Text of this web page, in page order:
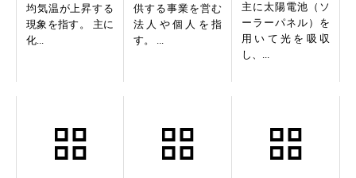
均気温が上昇する
現象を指す。 主に
化...
供する事業を営む
法人や個人を指
す。 ...
主に太陽電池（ソ
ーラーパネル）を
用いて光を吸収
し、...